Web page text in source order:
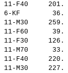
11-F40     201.
6-KF        36.
11-M30     259.
11-F60      39.
11-F30     126.
11-M70      33.
11-F40     220.
11-M30     227.